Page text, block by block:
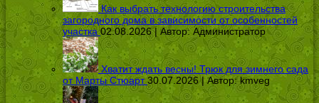
Как выбрать технологию строительства
загородного дома в зависимости от особенностей
участка 02.08.2026 | Автор:Администратор
Хватит ждать весны! Трюк для зимнего сада
от Марты Стюарт 30.07.2026 | Автор:kmveg